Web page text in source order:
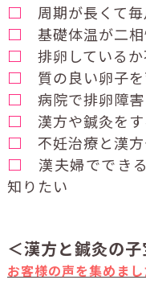
□ 周期が長くて
□ 基礎体温が二
□ 排卵しているか
□ 質の良い卵子
□ 病院で排卵障害
□ 漢方や鍼灸をす
□ 不妊治療と漢方
□ 漢夫婦ででき
知りたい
＜漢方と鍼灸の
お客様の声を集めまし